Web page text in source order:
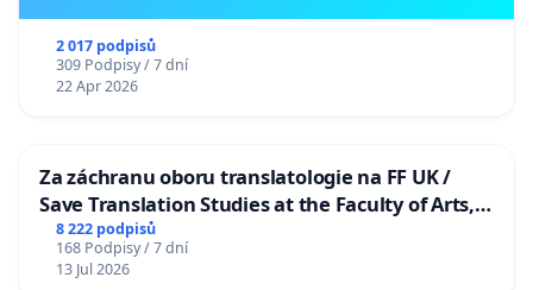
2 017 podpisů
309 Podpisy / 7 dní
22 Apr 2026
Za záchranu oboru translatologie na FF UK /
Save Translation Studies at the Faculty of Arts,
Charles University
8 222 podpisů
168 Podpisy / 7 dní
13 Jul 2026